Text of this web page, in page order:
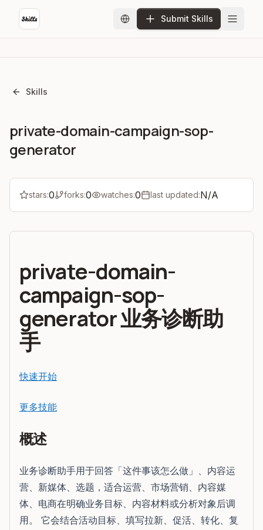
Submit Skills
Skills
private-domain-campaign-sop-
generator
stars:0 forks:0 watches:0 last updated:N/A
private-domain-
campaign-sop-
generator 业务诊断助
手
快速开始
更多技能
概述
业务诊断助手用于回答「这件事该怎么做」、内容运
营、新媒体、选题，适合运营、市场营销、内容媒
体、电商在明确业务目标、内容材料或分析对象后调
用。 它会结合活动目标、填写拉新、促活、转化、复